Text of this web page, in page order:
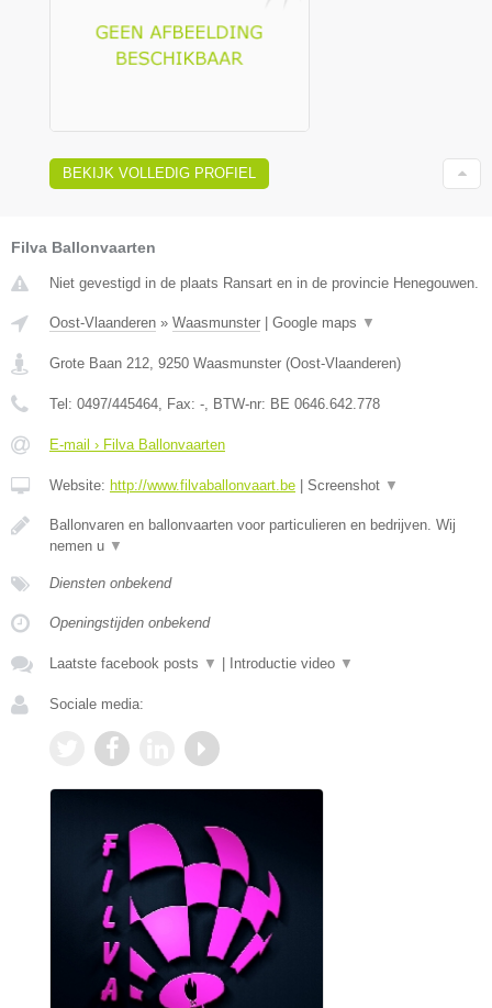
BEKIJK VOLLEDIG PROFIEL
Filva Ballonvaarten
Niet gevestigd in de plaats Ransart en in de provincie Henegouwen.
Oost-Vlaanderen » Waasmunster Google maps ▼
Grote Baan 212, 9250 Waasmunster (Oost-Vlaanderen)
Tel: 0497/445464, Fax: -, BTW-nr: BE 0646.642.778
E-mail › Filva Ballonvaarten
Website: http://www.filvaballonvaart.be Screenshot ▼
Ballonvaren en ballonvaarten voor particulieren en bedrijven. Wij
nemen u ▼
Diensten onbekend
Openingstijden onbekend
Laatste facebook posts ▼ Introductie video ▼
Sociale media: